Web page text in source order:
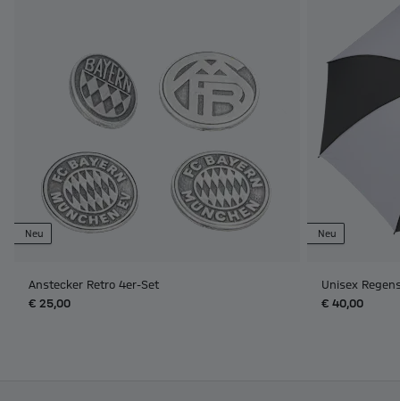
Neu
Anstecker Retro 4er-Set
€ 25,00
Neu
Unisex
€ 40,00